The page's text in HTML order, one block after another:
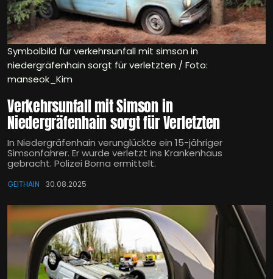
Symbolbild für verkehrsunfall mit simson in
niedergräfenhain sorgt für verletzten / Foto:
manseok_Kim
Verkehrsunfall mit Simson in
Niedergräfenhain sorgt für Verletzten
In Niedergräfenhain verunglückte ein 15-jähriger
Simsonfahrer. Er wurde verletzt ins Krankenhaus
gebracht. Polizei Borna ermittelt.
GEITHAIN 30.08.2025